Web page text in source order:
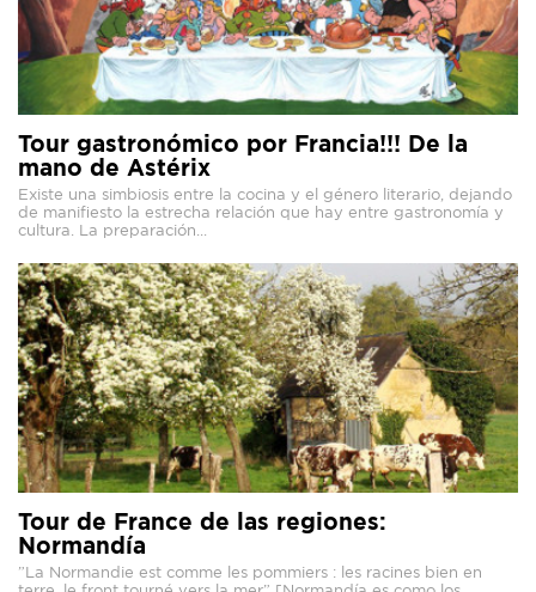
Tour gastronómico por Francia!!! De la
mano de Astérix
Existe una simbiosis entre la cocina y el género literario, dejando
de manifiesto la estrecha relación que hay entre gastronomía y
cultura. La preparación...
Tour de France de las regiones:
Normandía
”La Normandie est comme les pommiers : les racines bien en